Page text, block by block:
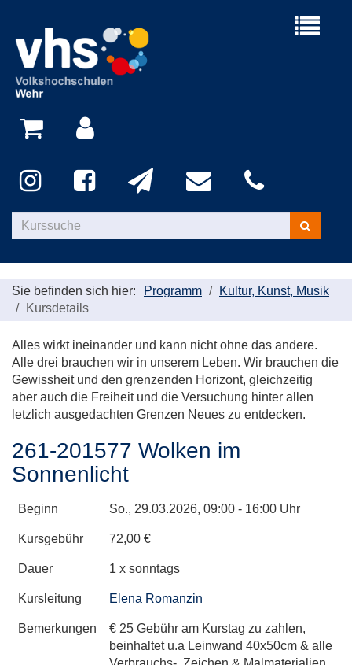
Menü
Kurse
suchen
Sie befinden sich hier: Programm
Kultur, Kunst, Musik
Kursdetails
Alles wirkt ineinander und kann nicht ohne das andere.
Alle drei brauchen wir in unserem Leben. Wir brauchen die
Gewissheit und den grenzenden Horizont, gleichzeitig
aber auch die Freiheit und die Versuchung hinter allen
letzlich ausgedachten Grenzen Neues zu entdecken.
261-201577 Wolken im
Sonnenlicht
Beginn So., 29.03.2026, 09:00 - 16:00 Uhr
Kursgebühr 72,00 €
Dauer 1 x sonntags
Kursleitung Elena Romanzin
Bemerkungen
€ 25 Gebühr am Kurstag zu zahlen,
beinhaltet u.a Leinwand 40x50cm & alle